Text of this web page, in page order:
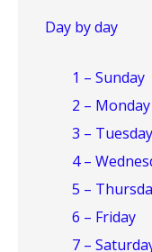
Day by day
1 – Sunday
2 – Monday
3 – Tuesday
4 –
5 –
6 – Friday
7 –